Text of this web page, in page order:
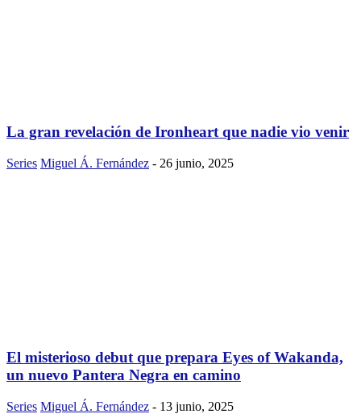
La gran revelación de Ironheart que nadie vio venir
Series Miguel Á. Fernández - 26 junio, 2025
El misterioso debut que prepara Eyes of Wakanda,
un nuevo Pantera Negra en camino
Series Miguel Á. Fernández - 13 junio, 2025